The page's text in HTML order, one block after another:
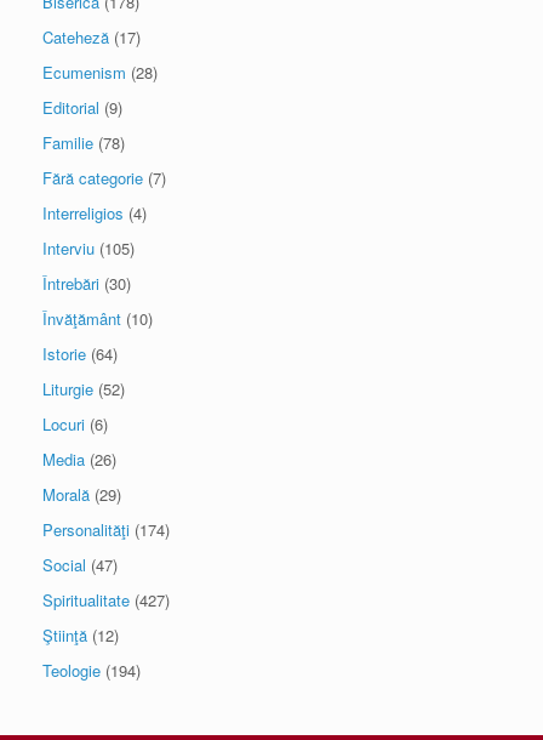
Cateheză (17)
Ecumenism (28)
Editorial (9)
Familie (78)
Fără categorie (7)
Interreligios (4)
Interviu (105)
Întrebări (30)
Învăţământ (10)
Istorie (64)
Liturgie (52)
Locuri (6)
Media (26)
Morală (29)
Personalităţi (174)
Social (47)
Spiritualitate (427)
Ştiinţă (12)
Teologie (194)